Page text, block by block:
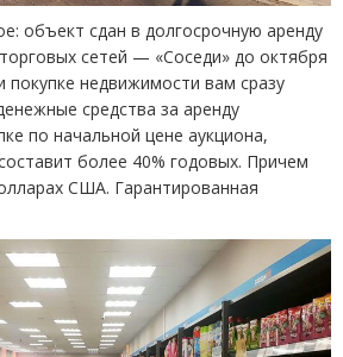
объект сдан в долгосрочную аренду
сетей — «Соседи» до октября
покупке недвижимости вам сразу
средства за аренду
по начальной цене аукциона,
более 40% годовых. Причем
США. Гарантированная